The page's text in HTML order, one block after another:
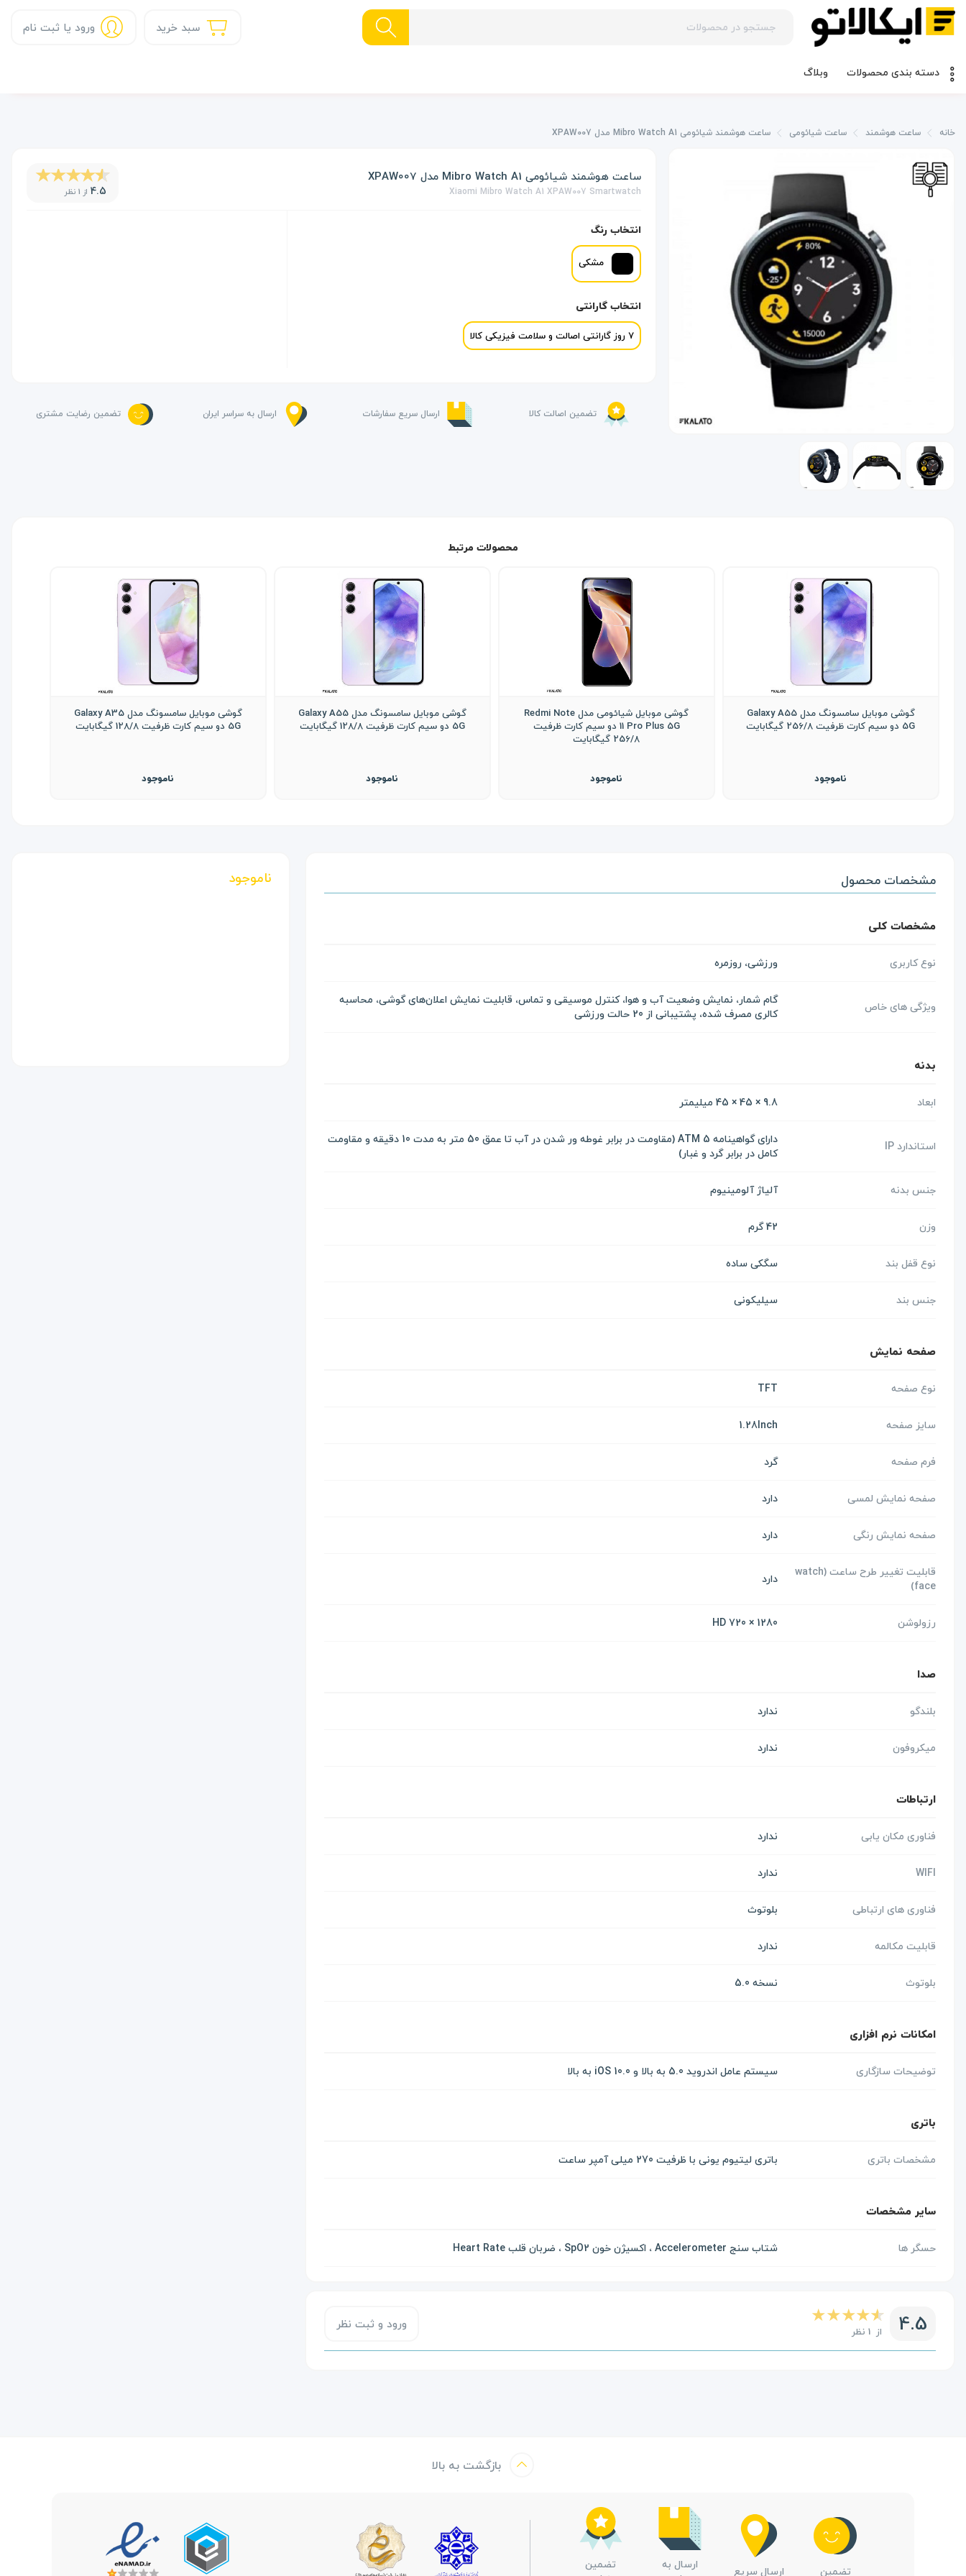
ورود یا ثبت نام سبد خرید
دسته بندی محصولات وبلاگ
خانه ساعت هوشمند ساعت شیائومی ساعت هوشمند شیائومی Mibro Watch A1 مدل XPAW007
ساعت هوشمند شیائومی Mibro Watch A1 مدل XPAW007
Xiaomi Mibro Watch A1 XPAW007 Smartwatch
4.5 از 1 نظر
انتخاب رنگ
مشکی
انتخاب گارانتی
7 روز گارانتی اصالت و سلامت فیزیکی کالا
تضمین اصالت کالا ارسال سریع سفارشات ارسال به سراسر ایران تضمین رضایت مشتری
محصولات مرتبط
گوشی موبایل سامسونگ مدل Galaxy A55
5G دو سیم کارت ظرفیت 256/8 گیگابایت
ناموجود
گوشی موبایل شیائومی مدل Redmi Note
11 Pro Plus 5G دو سیم کارت ظرفیت
256/8 گیگابایت
ناموجود
گوشی موبایل سامسونگ مدل Galaxy A55
5G دو سیم کارت ظرفیت 128/8 گیگابایت
ناموجود
گوشی موبایل سامسونگ مدل Galaxy A35
5G دو سیم کارت ظرفیت 128/8 گیگابایت
ناموجود
مشخصات محصول
مشخصات کلی
نوع کاربری ورزشی، روزمره
ویژگی های خاص
گام شمار، نمایش وضعیت آب‌ و هوا، کنترل موسیقی و تماس، قابلیت نمایش اعلان‌های گوشی، محاسبه
کالری مصرف شده، پشتیبانی از 20 حالت ورزشی
بدنه
ابعاد 9.8 × 45 × 45 میلیمتر
استاندارد IP
دارای گواهینامه 5 ATM (مقاومت در برابر غوطه ور شدن در آب تا عمق 50 متر به مدت 10 دقیقه و مقاومت
کامل در برابر گرد و غبار)
جنس بدنه آلیاژ آلومینیوم
وزن 42 گرم
نوع قفل بند سگکی ساده
جنس بند سیلیکونی
صفحه نمایش
نوع صفحه TFT
سایز صفحه 1.28Inch
فرم صفحه گرد
صفحه نمایش لمسی دارد
صفحه نمایش رنگی دارد
قابلیت تغییر طرح ساعت (watch
face)
دارد
رزولوشن 1280 × 720 HD
صدا
بلندگو ندارد
میکروفون ندارد
ارتباطات
فناوری مکان یابی ندارد
WIFI ندارد
فناوری های ارتباطی بلوتوث
قابلیت مکالمه ندارد
بلوتوث نسخه 5.0
امکانات نرم افزاری
توضیحات سازگاری سیستم عامل اندروید 5.0 به بالا و iOS 10.0 به بالا
باتری
مشخصات باتری باتری لیتیوم یونی با ظرفیت 270 میلی آمپر ساعت
سایر مشخصات
حسگر ها شتاب سنج Accelerometer ، اکسیژن خون SpO2 ، ضربان قلب Heart Rate
4.5 از 1 نظر ورود و ثبت نظر
ناموجود
بازگشت به بالا
تضمین
ارسال به
ارسال سریع تضمین